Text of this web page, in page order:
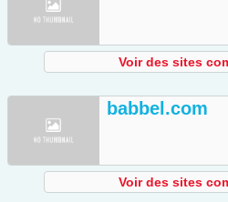
Voir des sites
babbel.com
Voir des sites